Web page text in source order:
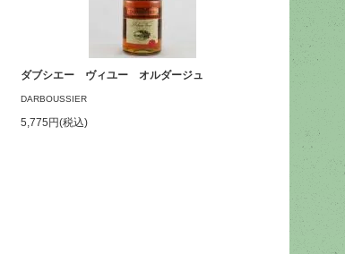
ダブシエー ヴィユー オルダージュ
DARBOUSSIER
5,775円(税込)